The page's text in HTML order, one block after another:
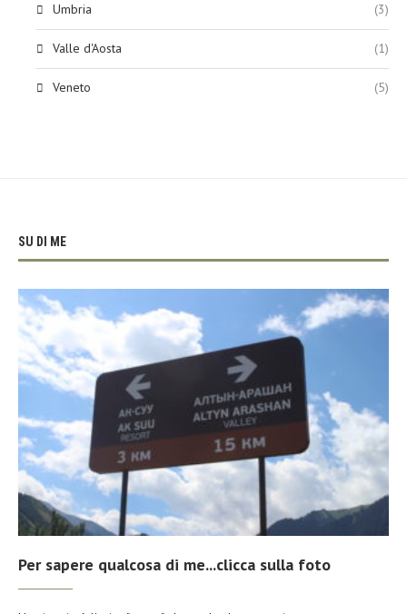
Umbria (3)
Valle d'Aosta (1)
Veneto (5)
SU DI ME
Per sapere qualcosa di me...clicca sulla foto